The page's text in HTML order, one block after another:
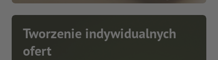
Tworzenie indywidualnych
ofert